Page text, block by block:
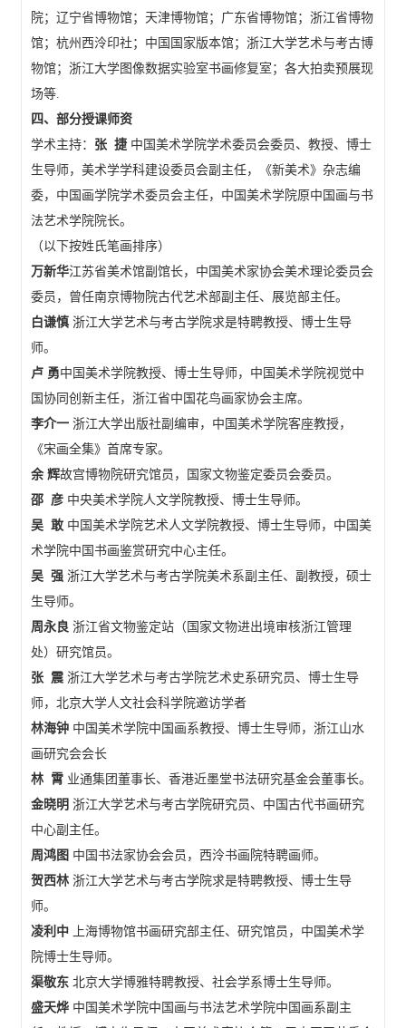
院；辽宁省博物馆；天津博物馆；广东省博物馆；浙江省博物
馆；杭州西泠印社；中国国家版本馆；浙江大学艺术与考古博
物馆；浙江大学图像数据实验室书画修复室；各大拍卖预展现
场等.
四、部分授课师资
学术主持： 张 捷 中国美术学院学术委员会委员、教授、博士
生导师，美术学学科建设委员会副主任，《新美术》杂志编
委，中国画学院学术委员会主任，中国美术学院原中国画与书
法艺术学院院长。
（以下按姓氏笔画排序）
万新华江苏省美术馆副馆长，中国美术家协会美术理论委员会
委员，曾任南京博物院古代艺术部副主任、展览部主任。
白谦慎浙江大学艺术与考古学院求是特聘教授、博士生导
师。
卢 勇中国美术学院教授、博士生导师，中国美术学院视觉中
国协同创新主任，浙江省中国花鸟画家协会主席。
李介一 浙江大学出版社副编审，中国美术学院客座教授，
《宋画全集》首席专家。
余 辉故宫博物院研究馆员，国家文物鉴定委员会委员。
邵 彦 中央美术学院人文学院教授、博士生导师。
吴 敢 中国美术学院艺术人文学院教授、博士生导师，中国美
术学院中国书画鉴赏研究中心主任。
吴 强 浙江大学艺术与考古学院美术系副主任、副教授，硕士
生导师。
周永良 浙江省文物鉴定站（国家文物进出境审核浙江管理
处）研究馆员。
张 震 浙江大学艺术与考古学院艺术史系研究员、博士生导
师，北京大学人文社会科学院邀访学者
林海钟 中国美术学院中国画系教授、博士生导师，浙江山水
画研究会会长
林 霄 业通集团董事长、香港近墨堂书法研究基金会董事长。
金晓明 浙江大学艺术与考古学院研究员、中国古代书画研究
中心副主任。
周鸿图 中国书法家协会会员，西泠书画院特聘画师。
贺西林 浙江大学艺术与考古学院求是特聘教授、博士生导
师。
凌利中 上海博物馆书画研究部主任、研究馆员，中国美术学
院博士生导师。
渠敬东 北京大学博雅特聘教授、社会学系博士生导师。
盛天烨 中国美术学院中国画与书法艺术学院中国画系副主